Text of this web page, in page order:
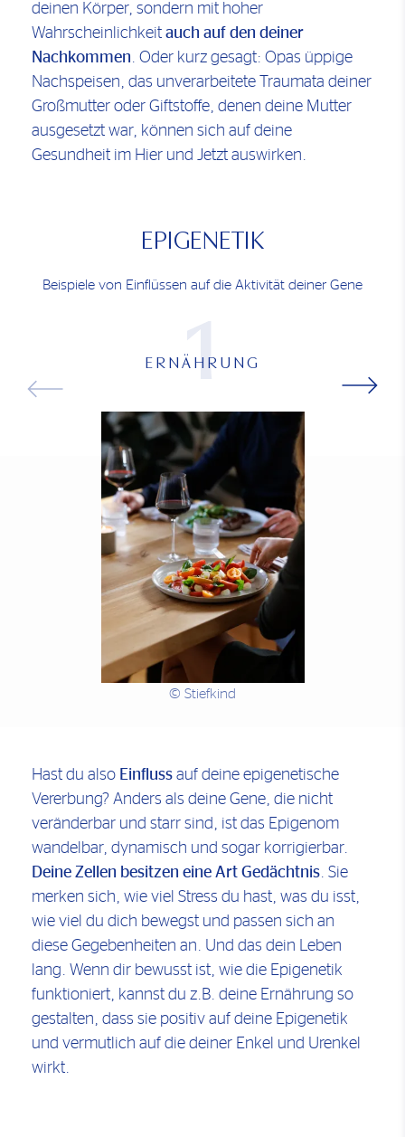
deinen Körper, sondern mit hoher
Wahrscheinlichkeit auch auf den deiner
Nachkommen. Oder kurz gesagt: Opas üppige
Nachspeisen, das unverarbeitete Traumata deiner
Großmutter oder Giftstoffe, denen deine Mutter
ausgesetzt war, können sich auf deine
Gesundheit im Hier und Jetzt auswirken.
EPIGENETIK
Beispiele von Einflüssen auf die Aktivität deiner Gene
ERNÄHRUNG
1
© Stiefkind
Hast du also Einfluss auf deine epigenetische
Vererbung? Anders als deine Gene, die nicht
veränderbar und starr sind, ist das Epigenom
wandelbar, dynamisch und sogar korrigierbar.
Deine Zellen besitzen eine Art Gedächtnis. Sie
merken sich, wie viel Stress du hast, was du isst,
wie viel du dich bewegst und passen sich an
diese Gegebenheiten an. Und das dein Leben
lang. Wenn dir bewusst ist, wie die Epigenetik
funktioniert, kannst du z.B. deine Ernährung so
gestalten, dass sie positiv auf deine Epigenetik
und vermutlich auf die deiner Enkel und Urenkel
wirkt.